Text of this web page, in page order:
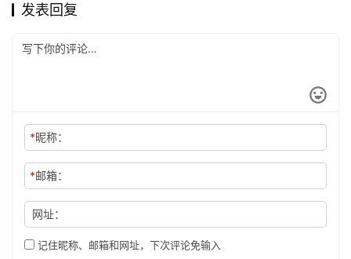
发表回复
*昵称：
*邮箱：
网址：
记住昵称、邮箱和网址，下次评论免输入